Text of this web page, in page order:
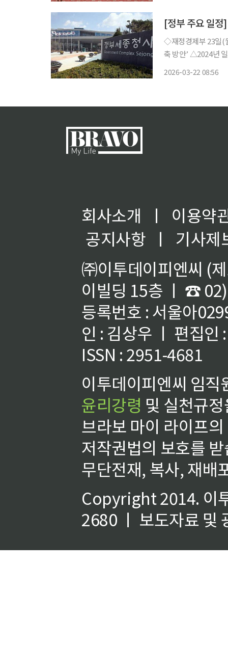
[정부 주요 일
◇재정경제부 23일(월) △KDI FOCUS ‘기업의 성공적 스케일업을 위한 정책 지원체계 재구
축 방안’ △2024년 일자리행정통계 임금근로자 부채 24일(화) △경제부총리 08:40 블록체인
2026-03-22 08:56
회사소개 ㅣ
이용약
공지사항
ㅣ
기사제
㈜이투데이피엔씨 (
이빌딩 15층 ㅣ ☎
등록번호 : 서울아
인 : 김상우 ㅣ 편집인
ISSN : 2951-4681
이투데이피엔씨 임
윤리강령 및 실천규
브라보 마이 라이프
저작권법의 보호를
무단전재, 복사, 재배
Copyright 2014. 이
2680 ㅣ 보도자료